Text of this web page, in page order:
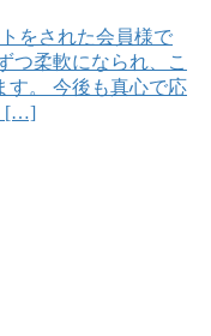
をされた会員様で
つ柔軟になられ、こ
す。 今後も真心で応
[…]